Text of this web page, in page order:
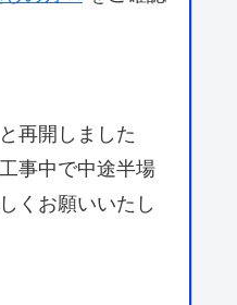
再開しました
事中で中途半場
くお願いいたし